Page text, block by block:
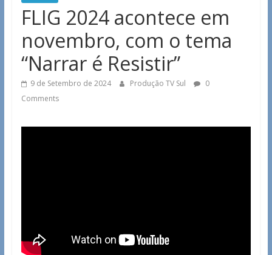
FLIG 2024 acontece em
novembro, com o tema
“Narrar é Resistir”
9 de Setembro de 2024 Produção TV Sul
0
Comments